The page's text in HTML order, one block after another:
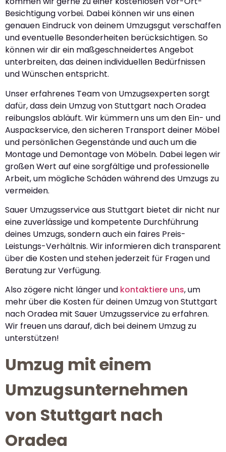
Besichtigung vorbei. Dabei können wir uns einen
genauen Eindruck von deinem Umzugsgut verschaffen
und eventuelle Besonderheiten berücksichtigen. So
können wir dir ein maßgeschneidertes Angebot
unterbreiten, das deinen individuellen Bedürfnissen
und Wünschen entspricht.
Unser erfahrenes Team von Umzugsexperten sorgt
dafür, dass dein Umzug von Stuttgart nach Oradea
reibungslos abläuft. Wir kümmern uns um den Ein- und
Auspackservice, den sicheren Transport deiner Möbel
und persönlichen Gegenstände und auch um die
Montage und Demontage von Möbeln. Dabei legen wir
großen Wert auf eine sorgfältige und professionelle
Arbeit, um mögliche Schäden während des Umzugs zu
vermeiden.
Sauer Umzugsservice aus Stuttgart bietet dir nicht nur
eine zuverlässige und kompetente Durchführung
deines Umzugs, sondern auch ein faires Preis-
Leistungs-Verhältnis. Wir informieren dich transparent
über die Kosten und stehen jederzeit für Fragen und
Beratung zur Verfügung.
Also zögere nicht länger und kontaktiere uns, um
mehr über die Kosten für deinen Umzug von Stuttgart
nach Oradea mit Sauer Umzugsservice zu erfahren.
Wir freuen uns darauf, dich bei deinem Umzug zu
unterstützen!
Umzug mit einem
Umzugsunternehmen
von Stuttgart nach
Oradea